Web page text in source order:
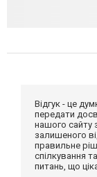
Відгук - це
передати
нашого сайту
залишеного
правильне
спілкування
питань, що